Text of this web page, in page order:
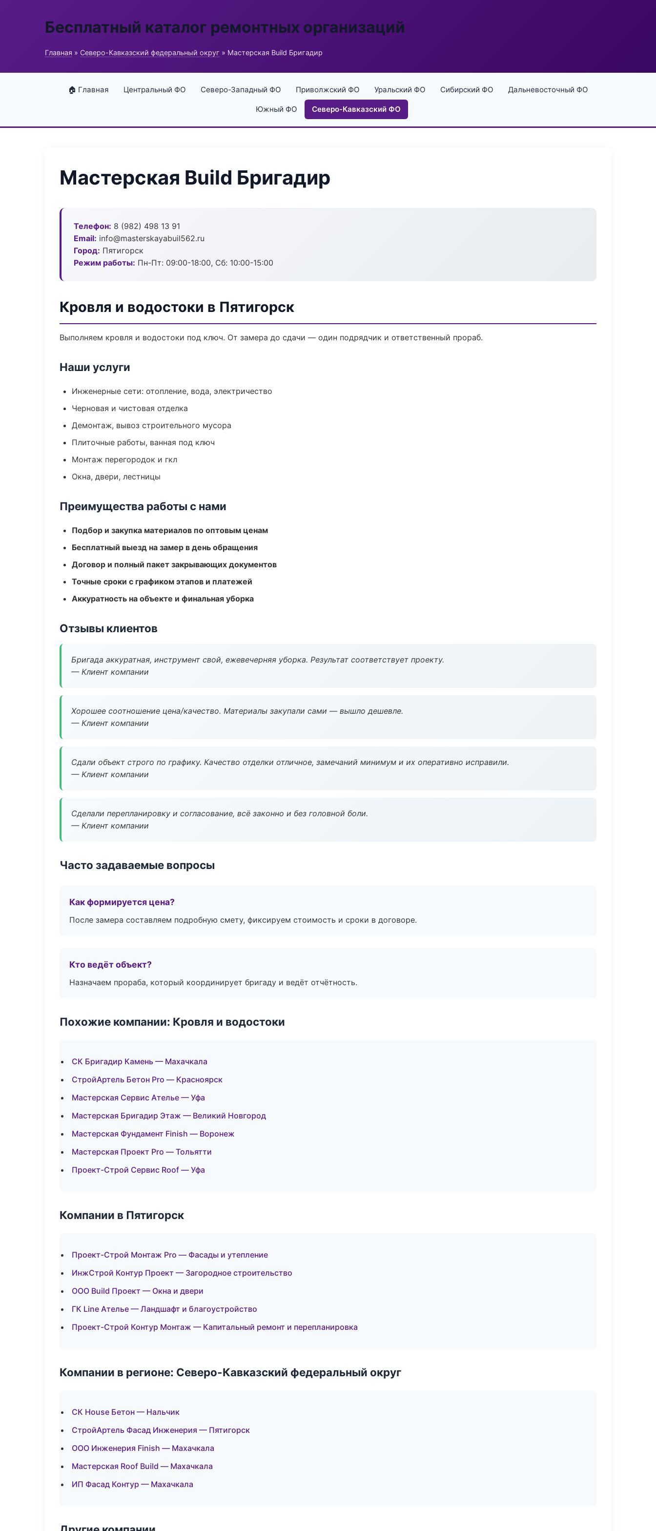
Бесплатный каталог ремонтных организаций
Главная » Северо-Кавказский федеральный округ » Мастерская Build Бригадир
🏠 Главная Центральный ФО Северо-Западный ФО Приволжский ФО Уральский ФО Сибирский ФО Дальневосточный ФО
Южный ФО Северо-Кавказский ФО
Мастерская Build Бригадир
Телефон: 8 (982) 498 13 91
Email: info@masterskayabuil562.ru
Город: Пятигорск
Режим работы: Пн-Пт: 09:00-18:00, Сб: 10:00-15:00
Кровля и водостоки в Пятигорск
Выполняем кровля и водостоки под ключ. От замера до сдачи — один подрядчик и ответственный прораб.
Наши услуги
Инженерные сети: отопление, вода, электричество
Черновая и чистовая отделка
Демонтаж, вывоз строительного мусора
Плиточные работы, ванная под ключ
Монтаж перегородок и гкл
Окна, двери, лестницы
Преимущества работы с нами
Подбор и закупка материалов по оптовым ценам
Бесплатный выезд на замер в день обращения
Договор и полный пакет закрывающих документов
Точные сроки с графиком этапов и платежей
Аккуратность на объекте и финальная уборка
Отзывы клиентов
Бригада аккуратная, инструмент свой, ежевечерняя уборка. Результат соответствует проекту.
— Клиент компании
Хорошее соотношение цена/качество. Материалы закупали сами — вышло дешевле.
— Клиент компании
Сдали объект строго по графику. Качество отделки отличное, замечаний минимум и их оперативно исправили.
— Клиент компании
Сделали перепланировку и согласование, всё законно и без головной боли.
— Клиент компании
Часто задаваемые вопросы
Как формируется цена?
После замера составляем подробную смету, фиксируем стоимость и сроки в договоре.
Кто ведёт объект?
Назначаем прораба, который координирует бригаду и ведёт отчётность.
Похожие компании: Кровля и водостоки
СК Бригадир Камень — Махачкала
СтройАртель Бетон Pro — Красноярск
Мастерская Сервис Ателье — Уфа
Мастерская Бригадир Этаж — Великий Новгород
Мастерская Фундамент Finish — Воронеж
Мастерская Проект Pro — Тольятти
Проект-Строй Сервис Roof — Уфа
Компании в Пятигорск
Проект-Строй Монтаж Pro — Фасады и утепление
ИнжСтрой Контур Проект — Загородное строительство
ООО Build Проект — Окна и двери
ГК Line Ателье — Ландшафт и благоустройство
Проект-Строй Контур Монтаж — Капитальный ремонт и перепланировка
Компании в регионе: Северо-Кавказский федеральный округ
СК House Бетон — Нальчик
СтройАртель Фасад Инженерия — Пятигорск
ООО Инженерия Finish — Махачкала
Мастерская Roof Build — Махачкала
ИП Фасад Контур — Махачкала